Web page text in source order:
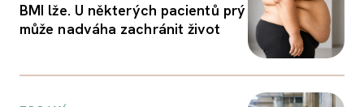
BMI lže. U některých pacientů prý
může nadváha zachránit život